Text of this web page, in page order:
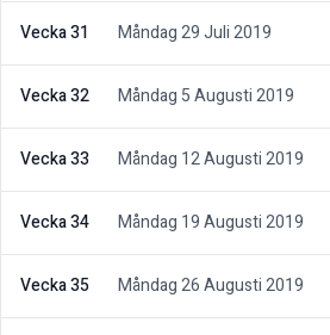
Vecka 31 Måndag 29 Juli 2019
Vecka 32 Måndag 5 Augusti 2019
Vecka 33 Måndag 12 Augusti 2019
Vecka 34 Måndag 19 Augusti 2019
Vecka 35 Måndag 26 Augusti 2019